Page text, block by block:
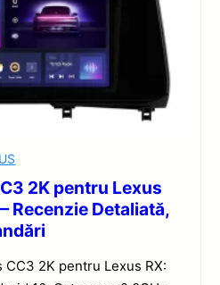
2K pentru Lexus
Recenzie Detaliată,
2K pentru Lexus RX: